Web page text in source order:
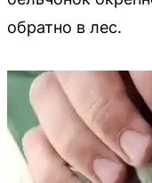
обратно в лес.